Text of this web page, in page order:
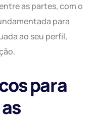
as partes, com o
para
ao seu perfil,
para